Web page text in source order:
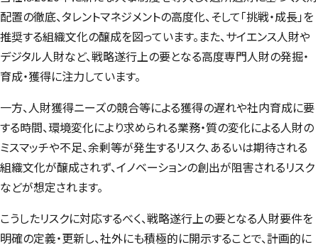
配置の徹底、タレントマネジメントの高度化、そして「挑戦・成長」を
推奨する組織文化の醸成を図っています。また、サイエンス人財や
デジタル人財など、戦略遂行上の要となる高度専門人財の発掘・
育成・獲得に注力しています。
一方、人財獲得ニーズの競合等による獲得の遅れや社内育成に要
する時間、環境変化により求められる業務・質の変化による人財の
ミスマッチや不足、余剰等が発生するリスク、あるいは期待される
組織文化が醸成されず、イノベーションの創出が阻害されるリスク
などが想定されます。
こうしたリスクに対応するべく、戦略遂行上の要となる人財要件を
明確の定義・更新し、社外にも積極的に開示することで、計画的に